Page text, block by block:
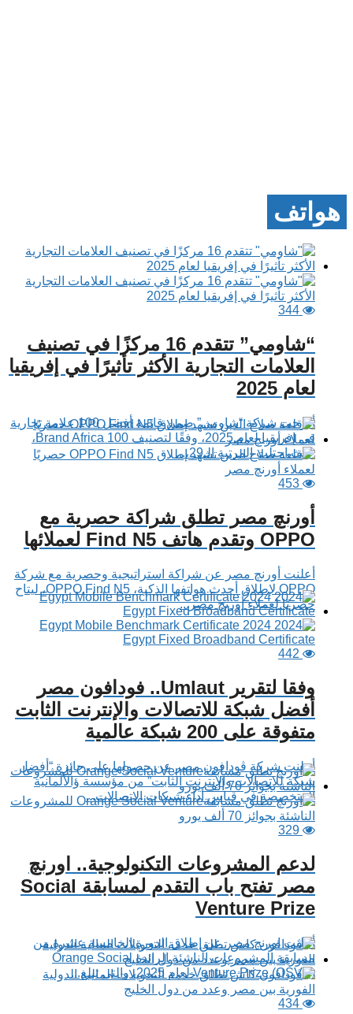
هواتف
344
“شاومي” تتقدم 16 مركزًا في تصنيف
العلامات التجارية الأكثر تأثيرًا في إفريقيا
لعام 2025
أدرجت شركة “شاومي” ضمن قائمة أفضل 100 علامة تجارية
في إفريقيا لعام 2025، وفقًا لتصنيف Brand Africa 100،
حيث احتلت المرتبة الـ29،...
453
أورنچ مصر تطلق شراكة حصرية مع
OPPO وتقدم هاتف Find N5 لعملائها
أعلنت أورنچ مصر عن شراكة استراتيجية وحصرية مع شركة
OPPO لإطلاق أحدث هواتفها الذكية، OPPO Find N5، ليتاح
حصريًا لعملاء أورنچ مصر...
442
وفقا لتقرير Umlaut.. فودافون مصر
أفضل شبكة للاتصالات والإنترنت الثابت
متفوقة على 200 شبكة عالمية
أعلنت شركة ڤودافون مصر عن حصولها على جائزة “أفضل
شبكة للاتصالات والإنترنت الثابت” من مؤسسة ؤالألمانية
المتخصصة في قياس أداء شبكات الاتصالات...
329
لدعم المشروعات التكنولوجية.. اورنچ
مصر تفتح باب التقدم لمسابقة Social
Venture Prize
أعلنت اورنچ مصر عن إطلاق الدورة الخامسة عشرة من
مسابقة المشروعات الناشئة الرائدة Orange Social
Venture Prize (OSVP) لعام 2025، والتي تبلغ...
434